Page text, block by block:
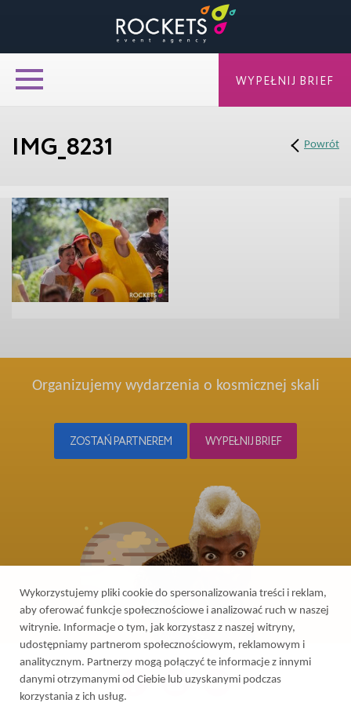
IMG_8231 Powrót
Organizujemy wydarzenia o kosmicznej skali
ZOSTAŃ PARTNEREM WYPEŁNIJ BRIEF
WYPEŁNIJ BRIEF
Wykorzystujemy pliki cookie do spersonalizowania treści i reklam,
aby oferować funkcje społecznościowe i analizować ruch w naszej
witrynie. Informacje o tym, jak korzystasz z naszej witryny,
udostępniamy partnerom społecznościowym, reklamowym i
analitycznym. Partnerzy mogą połączyć te informacje z innymi
danymi otrzymanymi od Ciebie lub uzyskanymi podczas
korzystania z ich usług.